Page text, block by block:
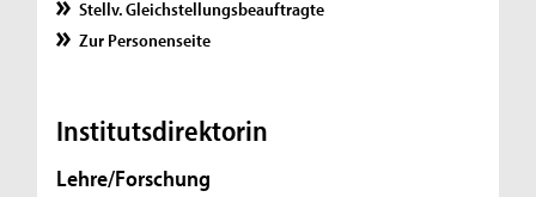
Stellv. Gleichstellungsbeauftragte
Zur Personenseite
Institutsdirektorin
Lehre/Forschung